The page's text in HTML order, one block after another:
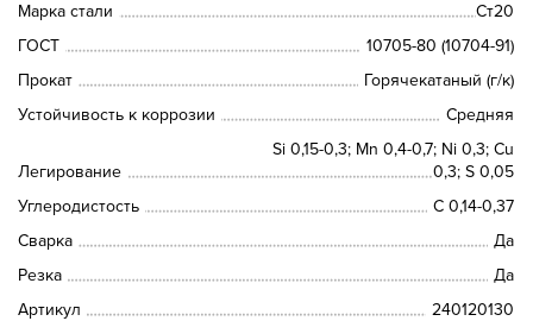
Марка стали
Ст20
ГОСТ
10705-80 (10704-91)
Прокат
Горячекатаный (г/к)
Устойчивость к коррозии
Средняя
Легирование
Si 0,15-0,3; Мn 0,4-0,7; Ni 0,3; Сu
0,3; S 0,05
Углеродистость
С 0,14-0,37
Сварка
Да
Резка
Да
Артикул
240120130